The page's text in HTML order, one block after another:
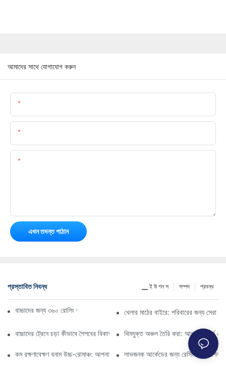
আমাদের সাথে যোগাযোগ করুন
এখন তদন্ত পাঠান
প্রস্তাবিত নিবন্ধ প্রবন্ধ
সম্পদ
▁ ই উ শন স
বাচ্চাদের জন্য ৩৬০ রোলিং বাম্পার গাড়ির চূড়ান্ত নির্দেশিকাখেলার মাঠের বাইরে: পরিবারের জন্য সেরা
বাচ্চাদের ট্রেনে চড়া কীভাবে শৈশবের বিকাশকে ত্বরান্বিত করেথিমযুক্ত অঞ্চল তৈরি করা: আপনার পার্কে
কম রক্ষণাবেক্ষণ বনাম উচ্চ-রোমাঞ্চ: আপনার ব্যবসার জন্য বৈদ্যুতিক কার্ট নির্বাচন করা
লাভজনক আর্কেডের জন্য রেসিং গেম মেশিন